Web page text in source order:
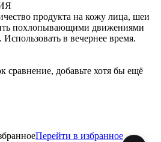
продукта на кожу лица, шеи
похлопывающими движениями
в вечернее время.
сравнение, добавьте хотя бы ещё
Перейти в избранное